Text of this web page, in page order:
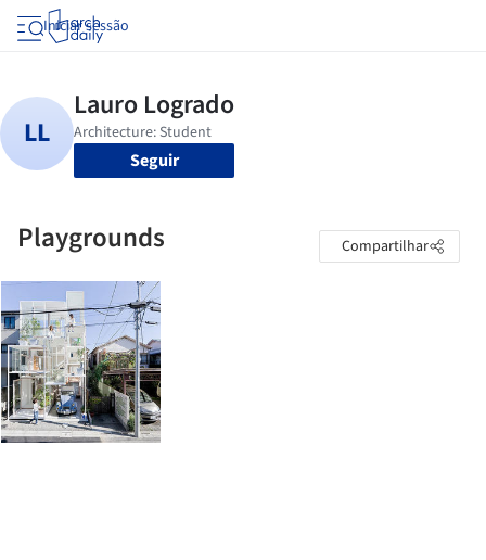
Iniciar sessão
Seguir
Playgrounds Compartilhar